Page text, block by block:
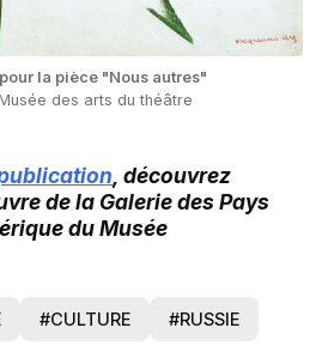
la pièce "Nous autres"
des arts du théâtre
, découvrez
de la Galerie des Pays
du Musée
#CULTURE #RUSSIE